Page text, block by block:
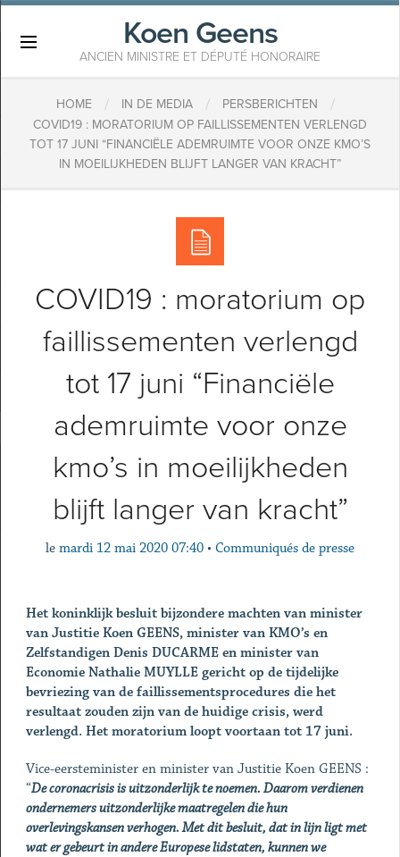
Koen Geens
ANCIEN MINISTRE ET DÉPUTÉ HONORAIRE
HOME / IN DE MEDIA / PERSBERICHTEN /
COVID19 : MORATORIUM OP FAILLISSEMENTEN VERLENGD
TOT 17 JUNI “FINANCIËLE ADEMRUIMTE VOOR ONZE KMO’S
IN MOEILIJKHEDEN BLIJFT LANGER VAN KRACHT”
COVID19 : moratorium op
faillissementen verlengd
tot 17 juni “Financiële
ademruimte voor onze
kmo’s in moeilijkheden
blijft langer van kracht”
le mardi 12 mai 2020 07:40 • Communiqués de presse
Het koninklijk besluit bijzondere machten van minister
van Justitie Koen GEENS, minister van KMO’s en
Zelfstandigen Denis DUCARME en minister van
Economie Nathalie MUYLLE gericht op de tijdelijke
bevriezing van de faillissementsprocedures die het
resultaat zouden zijn van de huidige crisis, werd
verlengd. Het moratorium loopt voortaan tot 17 juni.
Vice-eersteminister en minister van Justitie Koen GEENS :
“De coronacrisis is uitzonderlijk te noemen. Daarom verdienen
ondernemers uitzonderlijke maatregelen die hun
overlevingskansen verhogen. Met dit besluit, dat in lijn ligt met
wat er gebeurt in andere Europese lidstaten, kunnen we